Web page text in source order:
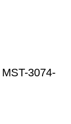
MST-3074-